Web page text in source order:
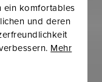
ein komfortables
und deren
Mehr